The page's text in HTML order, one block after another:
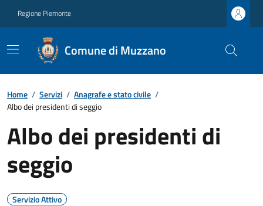
Regione Piemonte
Comune di Muzzano
Home / Servizi / Anagrafe e stato civile /
Albo dei presidenti di seggio
Albo dei presidenti di
seggio
Servizio Attivo